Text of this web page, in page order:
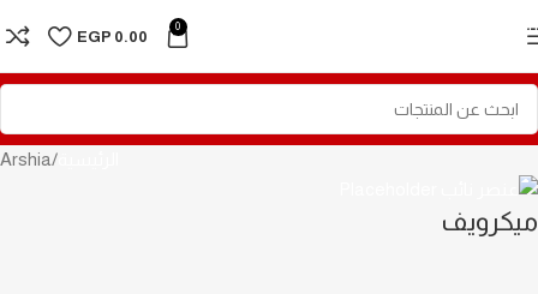
Skip to navigation
0
EGP 0.00
Arshia
ميكرويف